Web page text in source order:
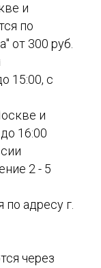
и
по
от 300 руб.
15:00, с
и
16:00
2 - 5
адресу г.
через